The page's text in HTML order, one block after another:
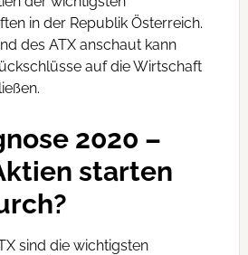
in der Republik Österreich.
des ATX anschaut kann
auf die Wirtschaft
2020 –
starten
sind die wichtigsten